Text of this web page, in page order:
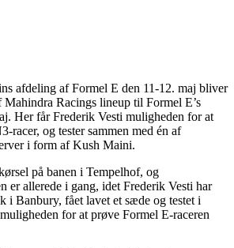
afdeling af Formel E den 11-12. maj bliver
Mahindra Racings lineup til Formel E’s
Her får Frederik Vesti muligheden for at
racer, og tester sammen med én af
i form af Kush Maini.
på banen i Tempelhof, og
er allerede i gang, idet Frederik Vesti har
i Banbury, fået lavet et sæde og testet i
for at prøve Formel E-raceren